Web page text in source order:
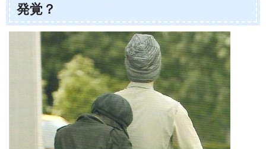
発覚？